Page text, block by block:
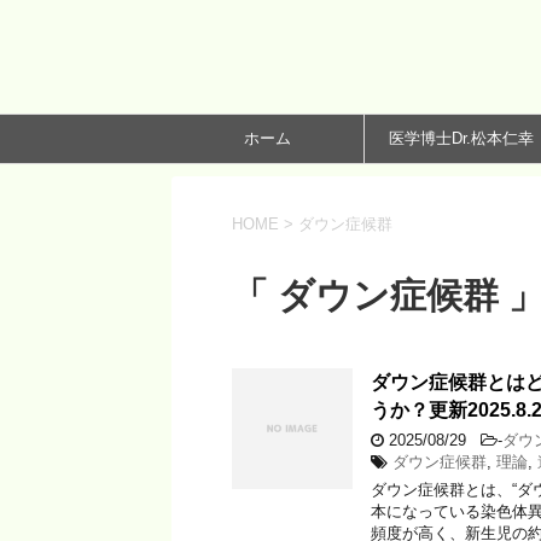
ホーム 医学博士Dr.松本仁幸
HOME > ダウン症候群
「 ダウン症候群
ダウン症候群とは
うか？更新
2025/08/29 -ダウ
ダウン症候群, 理論,
ダウン症候群とは、“
本になっている染色体
頻度が高く、新生児の